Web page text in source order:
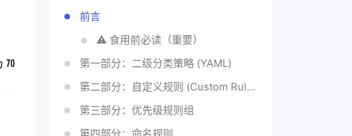
70
前言
⚠️ 食用前必读（重要）
第一部分：二级分类策略 (YAML)
第二部分：自定义规则 (Custom Rules)
第三部分：优先级规则组